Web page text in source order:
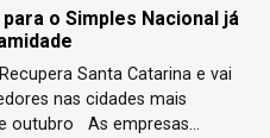
o Simples Nacional já
Santa Catarina e vai
nas cidades mais
outubro As empresas